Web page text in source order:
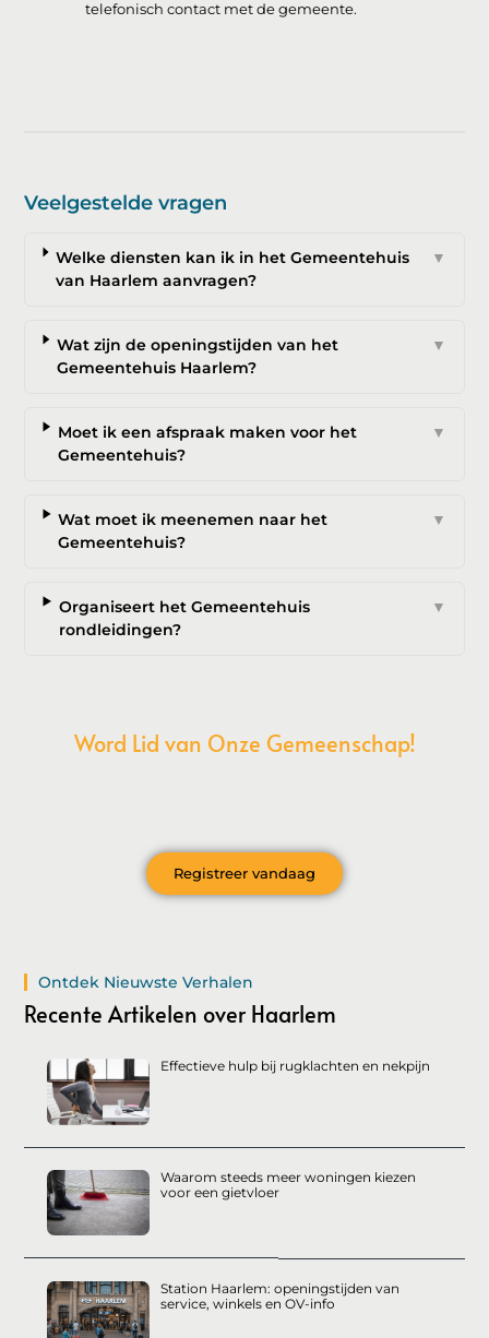
telefonisch contact met de gemeente.
Veelgestelde vragen
Welke diensten kan ik in het Gemeentehuis
van Haarlem aanvragen?
▼
Wat zijn de openingstijden van het
Gemeentehuis Haarlem?
▼
Moet ik een afspraak maken voor het
Gemeentehuis?
▼
Wat moet ik meenemen naar het
Gemeentehuis?
▼
Organiseert het Gemeentehuis
rondleidingen?
▼
Word Lid van Onze Gemeenschap!
Registreer vandaag
Ontdek Nieuwste Verhalen
Recente Artikelen over Haarlem
Effectieve hulp bij rugklachten en nekpijn
Waarom steeds meer woningen kiezen
voor een gietvloer
Station Haarlem: openingstijden van
service, winkels en OV-info